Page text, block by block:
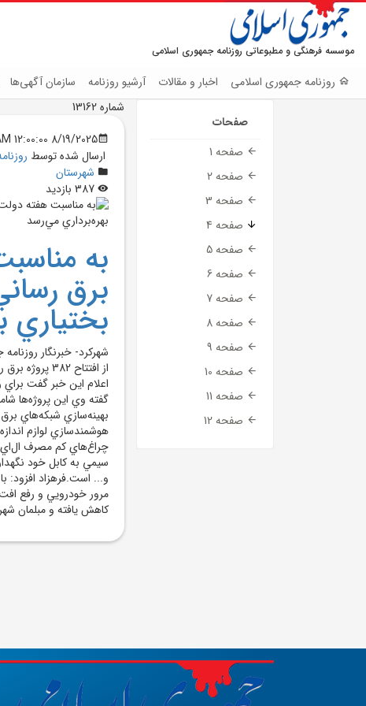
موسسه فرهنگی و مطبوعاتی روزنامه جمهوری اسلامی
روزنامه جمهوری اسلامی اخبار و مقالات آرشیو روزنامه سازمان آگهی‌ها
صفحات
صفحه 1
صفحه 2
صفحه 3
صفحه 4
صفحه 5
صفحه 6
صفحه 7
صفحه 8
صفحه 9
صفحه 10
صفحه 11
صفحه 12
شماره 13162
8/19/2025 12:00:00 AM
ارسال شده توسط
شهرستان
برق
بختياري
شهرکرد- خبرنگار
از افتتاح
گفته وي اين پروژه‌ها
بهينه‌سازي شبکه‌هاي
هوشمندسازي لوازم
چراغ‌هاي کم مصرف ال‌اي
سيمي به کابل خود
و... است.فرهزاد افزود:
مرور خودرويي و رفع
کاهش يافته و مبلمان